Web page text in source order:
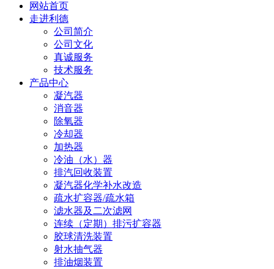
网站首页
走进利德
公司简介
公司文化
真诚服务
技术服务
产品中心
凝汽器
消音器
除氧器
冷却器
加热器
冷油（水）器
排汽回收装置
凝汽器化学补水改造
疏水扩容器/疏水箱
滤水器及二次滤网
连续（定期）排污扩容器
胶球清洗装置
射水抽气器
排油烟装置